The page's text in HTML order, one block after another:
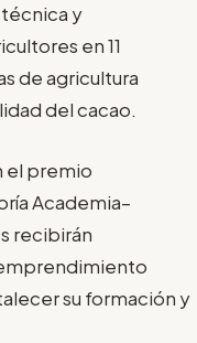
y
en 11
de agricultura
del cacao.
el premio
Academia–
recibirán
su formación y